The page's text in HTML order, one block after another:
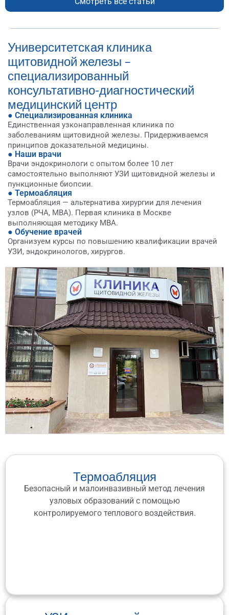
Университетская клиника
щитовидной железы –
специализированный
консультативно-диагностический
медицинский центр
● Специализированная клиника
Единственная узконаправленная клиника по
заболеваниям щитовидной железы. Придерживаемся
принципов доказательной медицины.
● Наши врачи
Врачи эндокринологи с опытом более 10 лет
самостоятельно выполняют УЗИ щитовидной железы и
пункционные биопсии.
● Термоабляция
Термоабляция — альтернатива хирургии для лечения
узлов (РЧА, МВА). Первая клиника в Москве
выполняющая методику МВА.
● Обучение врачей
Организуем курсы по повышению квалификации врачей
УЗИ, эндокринологов, хирургов.
Термоабляция
Безопасный и малоинвазивный метод лечения
узловых образований с помощью
контролируемого теплового воздействия.